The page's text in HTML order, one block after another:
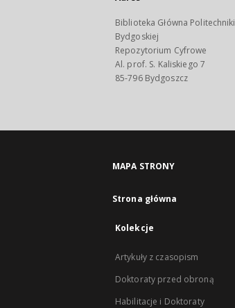
Biblioteka Główna Politechniki
Bydgoskiej
Repozytorium Cyfrowe
Al. prof. S. Kaliskiego 7
85-796 Bydgoszcz
MAPA STRONY
Strona główna
Kolekcje
Artykuły z czasopism
Doktoraty przed obroną
Habilitacje i Doktoraty